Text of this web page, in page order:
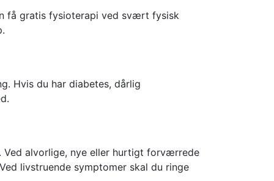
få gratis fysioterapi ved svært fysisk
Hvis du har diabetes, dårlig
alvorlige, nye eller hurtigt forværrede
livstruende symptomer skal du ringe